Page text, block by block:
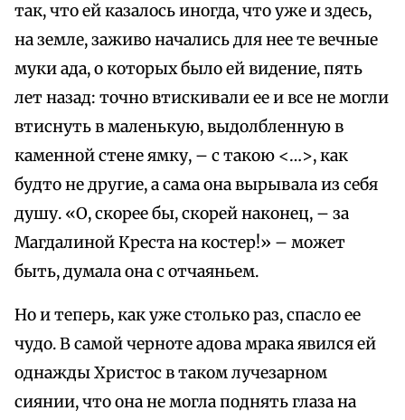
так, что ей казалось иногда, что уже и здесь,
на земле, заживо начались для нее те вечные
муки ада, о которых было ей видение, пять
лет назад: точно втискивали ее и все не могли
втиснуть в маленькую, выдолбленную в
каменной стене ямку, – с такою <…>, как
будто не другие, а сама она вырывала из себя
душу. «О, скорее бы, скорей наконец, – за
Магдалиной Креста на костер!» – может
быть, думала она с отчаяньем.
Но и теперь, как уже столько раз, спасло ее
чудо. В самой черноте адова мрака явился ей
однажды Христос в таком лучезарном
сиянии, что она не могла поднять глаза на